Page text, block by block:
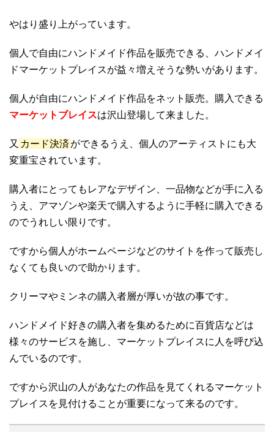
やはり盛り上がっています。
個人で自由にハンドメイド作品を販売できる、ハンドメイ
ドマーケットプレイスが益々増えそうな勢いがあります。
個人が自由にハンドメイド作品をネット販売。購入できる
マーケットブレイスは沢山登場して来ました。
又 カード決済 ができるうえ、個人のアーティストにも大
変重宝されています。
購入者にとってもレアなデザイン、一品物などが手に入る
うえ、アマゾンや楽天で購入するように手軽に購入できる
のでうれしい限りです。
ですから個人がホームページなどのサイトを作って販売し
なくても良いので助かります。
クリーマやミンネの購入者層が厚いが故の事です。
ハンドメイド好きの購入者を集めるために百貨店などは
様々のサービスを施し、マーケットプレイスに人を呼び込
んでいるのです。
ですから沢山の人があなたの作品を見てくれるマーケット
プレイスを見付けることが重要になって来るのです。